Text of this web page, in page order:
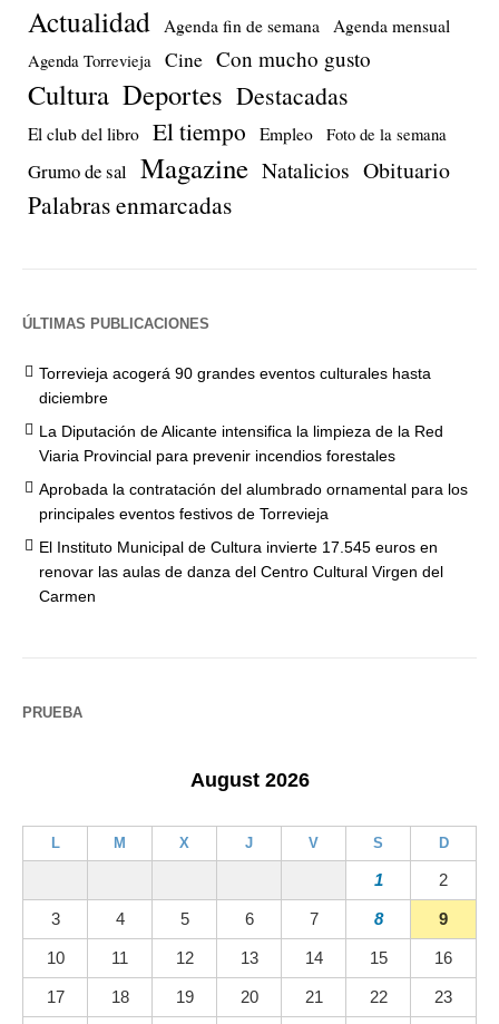
Actualidad Agenda fin de semana Agenda mensual
Agenda Torrevieja Cine Con mucho gusto
Cultura Deportes Destacadas
El club del libro El tiempo Empleo Foto de la semana
Grumo de sal Magazine Natalicios Obituario
Palabras enmarcadas
ÚLTIMAS PUBLICACIONES
Torrevieja acogerá 90 grandes eventos culturales hasta
diciembre
La Diputación de Alicante intensifica la limpieza de la Red
Viaria Provincial para prevenir incendios forestales
Aprobada la contratación del alumbrado ornamental para los
principales eventos festivos de Torrevieja
El Instituto Municipal de Cultura invierte 17.545 euros en
renovar las aulas de danza del Centro Cultural Virgen del
Carmen
PRUEBA
August 2026
L M X J V S D
1 2
3 4 5 6 7 8 9
10 11 12 13 14 15 16
17 18 19 20 21 22 23